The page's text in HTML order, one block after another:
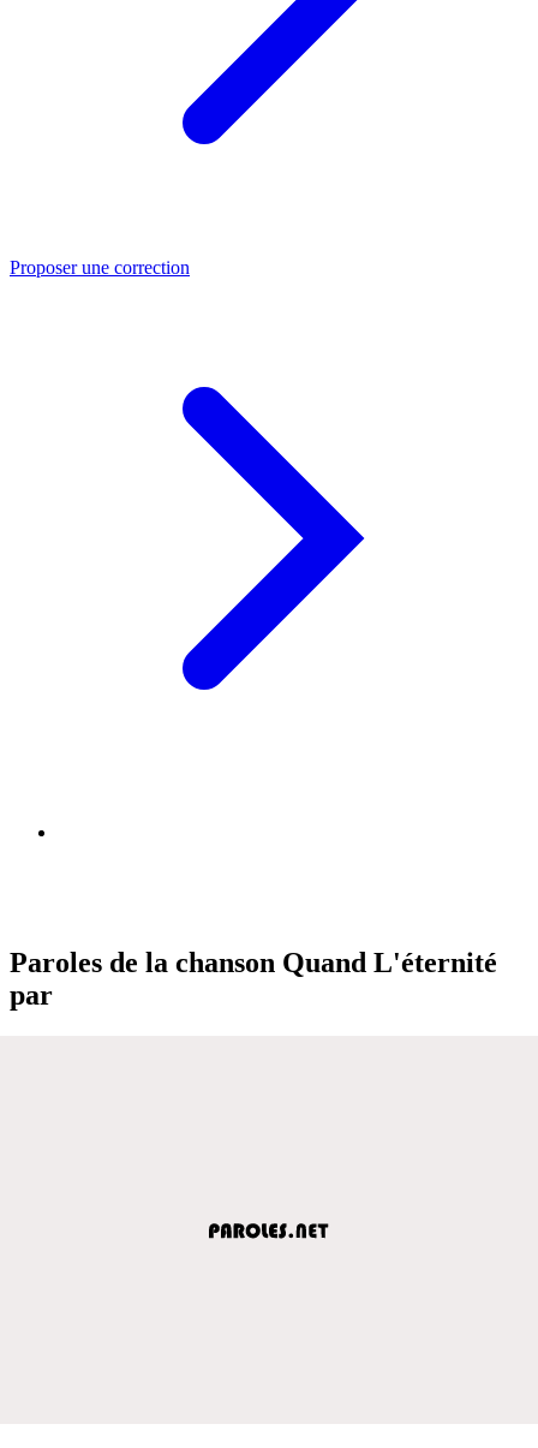
Proposer une correction
Paroles de la chanson Quand L'éternité
par